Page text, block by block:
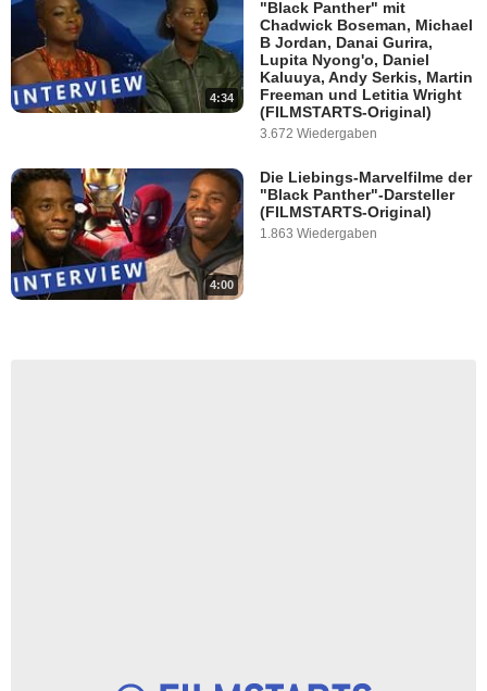
4:34
"Black Panther" mit
Chadwick Boseman, Michael
B Jordan, Danai Gurira,
Lupita Nyong'o, Daniel
Kaluuya, Andy Serkis, Martin
Freeman und Letitia Wright
(FILMSTARTS-Original)
3.672 Wiedergaben
4:00
Die Liebings-Marvelfilme der
"Black Panther"-Darsteller
(FILMSTARTS-Original)
1.863 Wiedergaben